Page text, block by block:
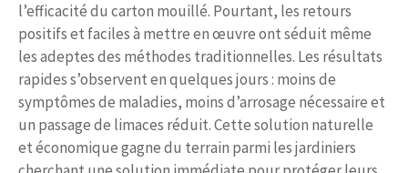
l’efficacité du carton mouillé. Pourtant, les retours
positifs et faciles à mettre en œuvre ont séduit même
les adeptes des méthodes traditionnelles. Les résultats
rapides s’observent en quelques jours : moins de
symptômes de maladies, moins d’arrosage nécessaire et
un passage de limaces réduit. Cette solution naturelle
et économique gagne du terrain parmi les jardiniers